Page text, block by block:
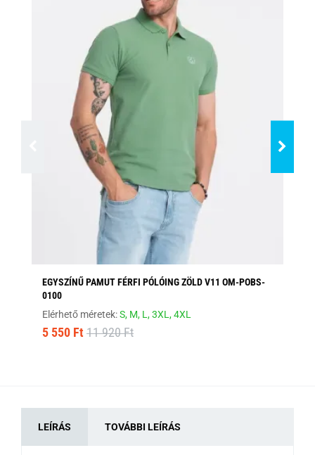
EGYSZÍNŰ PAMUT FÉRFI PÓLÓING ZÖLD V11 OM-POBS-
0100
Elérhető méretek:S, M, L,3XL,4XL
5 550 Ft 11 920 Ft
LEÍRÁS TOVÁBBI LEÍRÁS